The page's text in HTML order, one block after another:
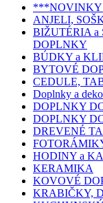
ANJELI,
BIŽUTÉRIA a
DOPLNKY
BÚDKY a
BYTOVÉ
CEDULE,
Doplnky a
DOPLNKY
DOPLNKY
DREVENÉ
HODINY a
KERAMIKA
KOVOVÉ
KRABIČKY,